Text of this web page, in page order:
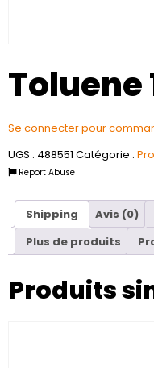
Toluene
Se connecter pour
UGS : 488551 Catégorie :
Report Abuse
Shipping Avis (0)
Plus de produits
Produits